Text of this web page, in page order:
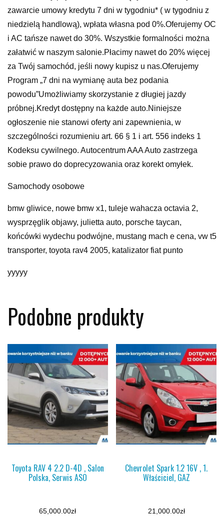
zawarcie umowy kredytu 7 dni w tygodniu* ( w tygodniu z
niedzielą handlową), wpłata własna pod 0%.Oferujemy OC
i AC tańsze nawet do 30%. Wszystkie formalności można
załatwić w naszym salonie.Płacimy nawet do 20% więcej
za Twój samochód, jeśli nowy kupisz u nas.Oferujemy
Program „7 dni na wymianę auta bez podania
powodu”Umożliwiamy skorzystanie z długiej jazdy
próbnej.Kredyt dostępny na każde auto.Niniejsze
ogłoszenie nie stanowi oferty ani zapewnienia, w
szczególności rozumieniu art. 66 § 1 i art. 556 indeks 1
Kodeksu cywilnego. Autocentrum AAA Auto zastrzega
sobie prawo do doprecyzowania oraz korekt omyłek.
Samochody osobowe
bmw gliwice, nowe bmw x1, tuleje wahacza octavia 2,
wysprzęglik objawy, julietta auto, porsche taycan,
końcówki wydechu podwójne, mustang mach e cena, vw t5
transporter, toyota rav4 2005, katalizator fiat punto
yyyyy
Podobne produkty
Toyota RAV 4 2.2 D-4D , Salon
Polska, Serwis ASO
65,000.00zł
Chevrolet Spark 1.2 16V , 1.
Właściciel, GAZ
21,000.00zł